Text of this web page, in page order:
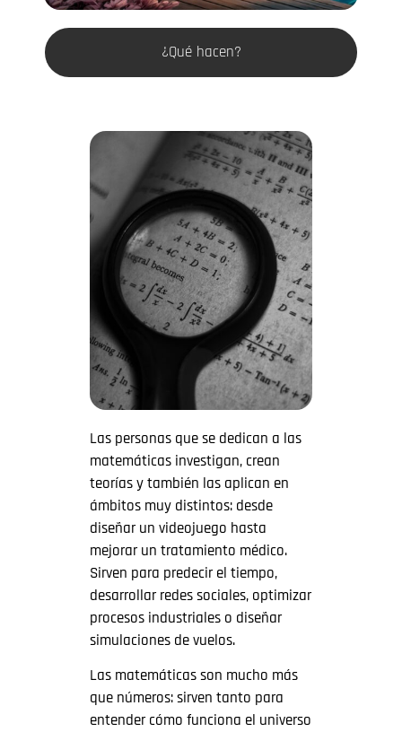
¿Qué hacen?
Las personas que se dedican a las
matemáticas investigan, crean
teorías y también las aplican en
ámbitos muy distintos: desde
diseñar un videojuego hasta
mejorar un tratamiento médico.
Sirven para predecir el tiempo,
desarrollar redes sociales, optimizar
procesos industriales o diseñar
simulaciones de vuelos.
Las matemáticas son mucho más
que números: sirven tanto para
entender cómo funciona el universo